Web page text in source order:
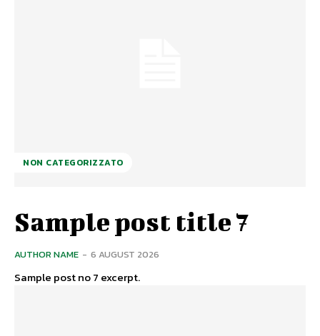
NON CATEGORIZZATO
Sample post title 7
AUTHOR NAME - 6 AUGUST 2026
Sample post no 7 excerpt.